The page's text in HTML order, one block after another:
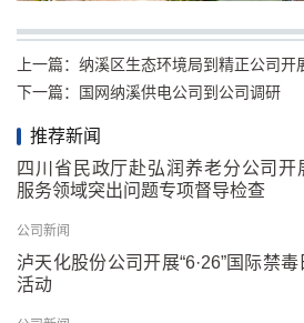
上一篇： 纳溪区生态环境局到精正公司开
下一篇：
国网纳溪供电公司到公司调研
推荐新闻
四川省民政厅赴弘润养老分公司开
服务领域突出问题专项督导检查
公司新闻
泸天化股份公司开展“6·26”国际禁
活动